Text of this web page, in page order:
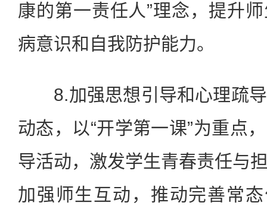
康的第一责任人”理念，提升
病意识和自我防护能力。
8.加强思想引导和心理疏导
动态，以“开学第一课”为重点
导活动，激发学生青春责任与
加强师生互动，推动完善常